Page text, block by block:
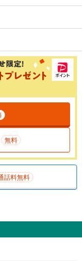
無料
話料無料